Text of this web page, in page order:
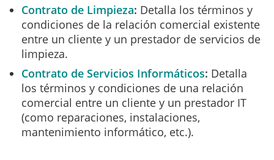
Contrato de Limpieza Detalla los términos y
condiciones de la relación comercial existente
entre un cliente y un prestador de servicios de
limpieza.
Contrato de Servicios Informáticos Detalla
los términos y condiciones de una relación
comercial entre un cliente y un prestador IT
(como reparaciones, instalaciones,
mantenimiento informático, etc.).